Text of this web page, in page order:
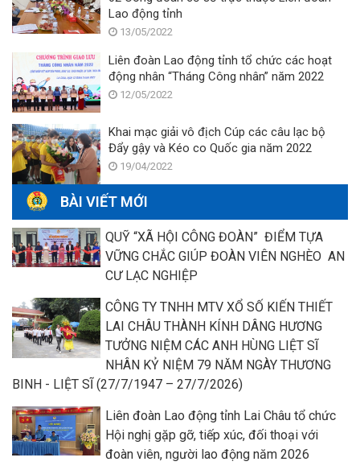
Lao động tỉnh
13/05/2022
Liên đoàn Lao động tỉnh tổ chức các hoạt
động nhân “Tháng Công nhân” năm 2022
12/05/2022
Khai mạc giải vô địch Cúp các câu lạc bộ
Đẩy gậy và Kéo co Quốc gia năm 2022
19/04/2022
BÀI VIẾT MỚI
QUỸ “XÃ HỘI CÔNG ĐOÀN” ĐIỂM TỰA
VỮNG CHẮC GIÚP ĐOÀN VIÊN NGHÈO AN
CƯ LẠC NGHIỆP
CÔNG TY TNHH MTV XỔ SỐ KIẾN THIẾT
LAI CHÂU THÀNH KÍNH DÂNG HƯƠNG
TƯỞNG NIỆM CÁC ANH HÙNG LIỆT SĨ
NHÂN KỶ NIỆM 79 NĂM NGÀY THƯƠNG
BINH - LIỆT SĨ (27/7/1947 – 27/7/2026)
Liên đoàn Lao động tỉnh Lai Châu tổ chức
Hội nghị gặp gỡ, tiếp xúc, đối thoại với
đoàn viên, người lao động năm 2026